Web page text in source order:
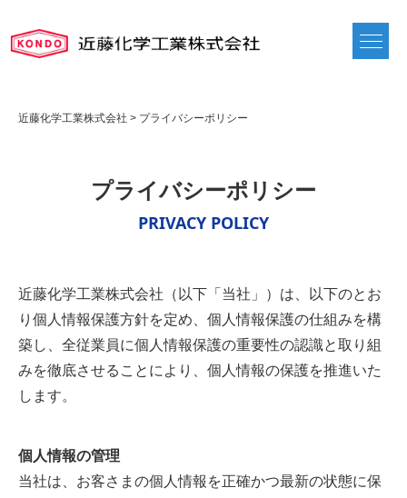
近藤化学工業株式会社 > プライバシーポリシー
プライバシーポリシー
PRIVACY POLICY
近藤化学工業株式会社（以下「当社」）は、以下のとお
り個人情報保護方針を定め、個人情報保護の仕組みを構
築し、全従業員に個人情報保護の重要性の認識と取り組
みを徹底させることにより、個人情報の保護を推進いた
します。
個人情報の管理
当社は、お客さまの個人情報を正確かつ最新の状態に保